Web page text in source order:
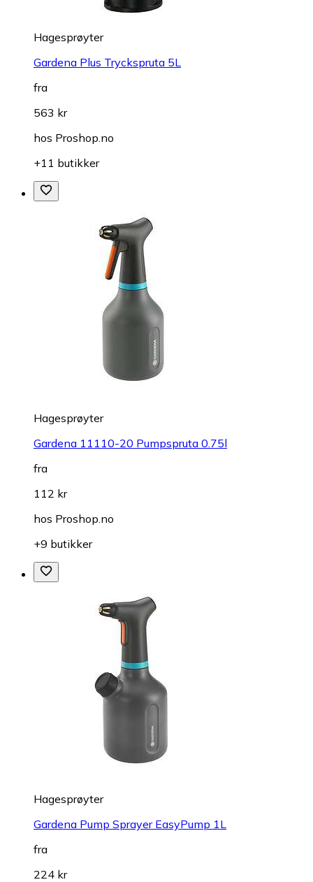
Hagesprøyter
Gardena Plus Tryckspruta 5L
fra
563 kr
hos Proshop.no
+11 butikker
Hagesprøyter
Gardena 11110-20 Pumpspruta 0.75l
fra
112 kr
hos Proshop.no
+9 butikker
Hagesprøyter
Gardena Pump Sprayer EasyPump 1L
fra
224 kr